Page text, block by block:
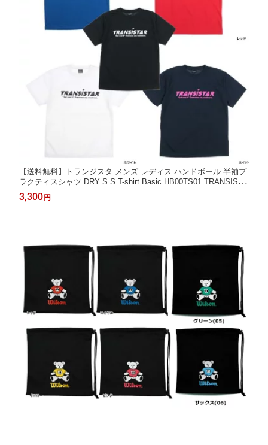
【送料無料】トランジスタ メンズ レディス ハンドボール 半袖プ
ラクティスシャツ DRY S S T-shirt Basic HB00TS01 TRANSISTA
R
3,300 円